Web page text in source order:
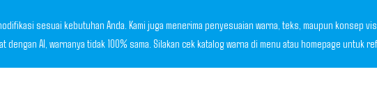
sesuai kebutuhan Anda. Kami juga menerima penyesuaian warna, teks, maupun konsep
AI, warnanya tidak 100% sama. Silakan cek katalog warna di menu atau homepage untuk